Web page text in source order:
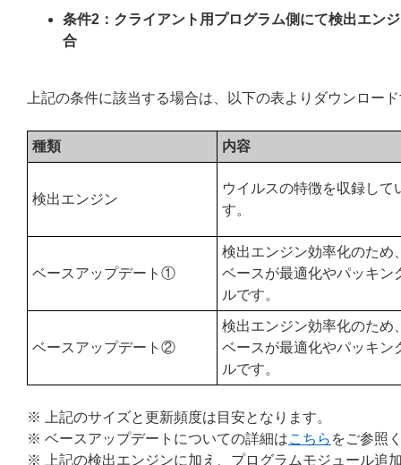
条件2：クライアント用プログラム側にて検出エン
合
上記の条件に該当する場合は、以下の表よりダウンロー
種類 内容
検出エンジン
ウイルスの特徴を収録して
す。
ベースアップデート①
検出エンジン効率化のため
ベースが最適化やパッキン
ルです。
ベースアップデート②
検出エンジン効率化のため
ベースが最適化やパッキン
ルです。
※ 上記のサイズと更新頻度は目安となります。
※ ベースアップデートについての詳細はこちら をご参照
※ 上記の検出エンジンに加え、プログラムモジュール追